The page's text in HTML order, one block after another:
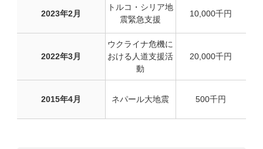
2023年2月
トルコ・シリア地
震緊急支援
10,000千円
2022年3月
ウクライナ危機に
おける人道支援活
動
20,000千円
2015年4月 ネパール大地震 500千円